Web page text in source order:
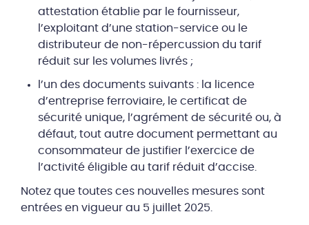
attestation établie par le fournisseur,
l’exploitant d’une station-service ou le
distributeur de non-répercussion du tarif
réduit sur les volumes livrés ;
l’un des documents suivants : la licence
d’entreprise ferroviaire, le certificat de
sécurité unique, l’agrément de sécurité ou, à
défaut, tout autre document permettant au
consommateur de justifier l’exercice de
l’activité éligible au tarif réduit d’accise.
Notez que toutes ces nouvelles mesures sont
entrées en vigueur au 5 juillet 2025.